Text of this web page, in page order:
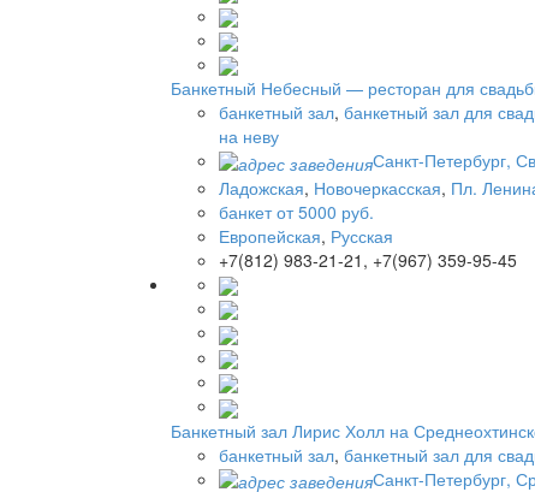
Банкетный Небесный — ресторан для
банкетный зал, банкетный зал для
на неву
Санкт-Петербург,
Ладожская, Новочеркасская, Пл.
банкет от 5000 руб.
Европейская, Русская
+7(812) 983-21-21, +7(967) 359-95-45
Банкетный зал Лирис Холл на
банкетный зал, банкетный зал для
Санкт-Петербург,